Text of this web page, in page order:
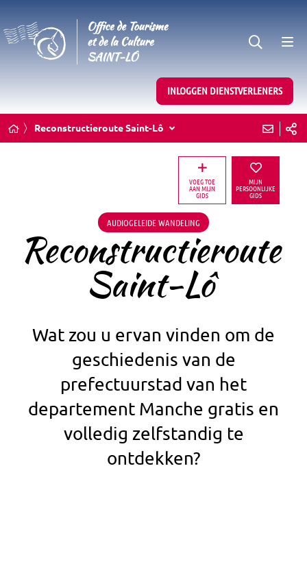
INLOGGEN DIENSTVERLENERS
Reconstructieroute Saint-Lô
VOEG TOE
AAN MIJN
GIDS
MIJN
PERSOONLIJKE
GIDS
AUDIOGELEIDE WANDELING
Reconstructieroute
Saint-Lô
Wat zou u ervan vinden om de
geschiedenis van de
prefectuurstad van het
departement Manche gratis en
volledig zelfstandig te
ontdekken?